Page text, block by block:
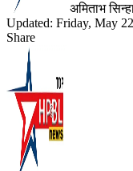
अमिताभ
Updated: Friday, May
Share
Facebook
LinkedIn
Pinterest
WhatsApp
Telegram